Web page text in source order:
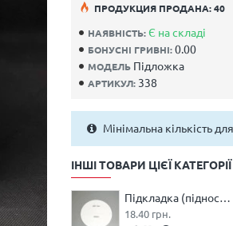
НАЯВНІСТЬ:Є на складі
БОНУСНІ ГРИВНІ:0.00
МОДЕЛЬ Підложка
АРТИКУЛ: 338
ПРОДУКЦИЯ ПРОДАНА: 40
Мінімальна кількість
ІНШІ ТОВАРИ ЦІЄЇ КАТЕГОРІЇ
Підкладка (піднос) ДВП 3мм кругла 250мм
18.40 грн.